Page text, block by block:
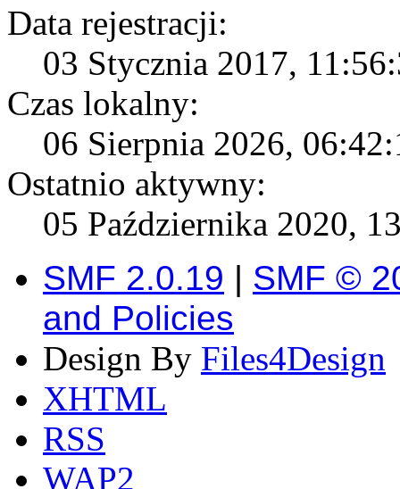
Data rejestracji:
03 Stycznia 2017,
Czas lokalny:
06 Sierpnia 2026,
Ostatnio aktywny:
05 Października 2020,
SMF 2.0.19 | SMF ©
and Policies
Design By Files4Design
XHTML
RSS
WAP2